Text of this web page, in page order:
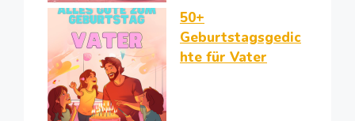
50+
Geburtstagsgedic
hte für Vater